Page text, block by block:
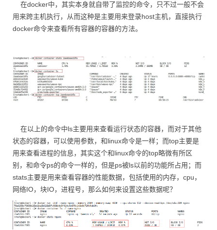
在docker中，其实本身就自带了监控的命令，只不过一般不会
用来跨主机执行，从而这种是主要用来登录host主机，直接执行
docker命令来查看所有容器的容器的方法。
在以上的命令中ls主要用来查看运行状态的容器，而对于其他
状态的容器，可以使用参数，和linux命令是一样；而top主要是
用来查看进程的信息，其实这个和linux命令的top略微有所区
别，和命令ps的命令一样的，但是ps被ls以前的功能所占用；而
stats主要是用来查看容器的性能数据，包括使用的内存，cpu，
网络IO，块IO，进程号，那么如何来设置这些数据呢？